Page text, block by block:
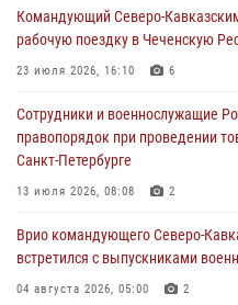
выпуска «Легенды армии с
07 августа 2026, 12:00
ветераны военной
Кузнецова
07 августа 2026, 12:00
Смольного собора в Санкт-
07 августа 2026, 11:34
Командующий Северо-
рабочую поездку в Чеченскую
23 июля 2026, 16:10 6
Сотрудники и военнослужащие
правопорядок при проведении
Санкт-Петербурге
13 июля 2026, 08:08 2
Врио командующего Северо-
встретился с выпускниками
04 августа 2026, 05:00 2